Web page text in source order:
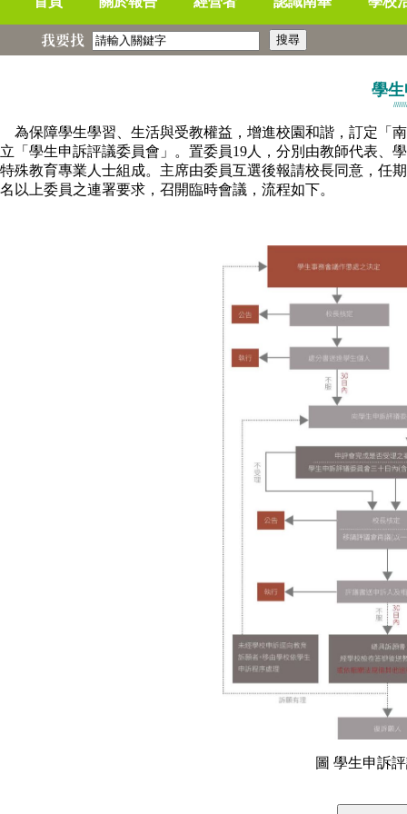
我要找
學
為保障學生學習、生活與受教權益，增進校園和諧，訂定「
立「學生申訴評議委員會」。置委員19人，分別由教師代表、
特殊教育專業人士組成。主席由委員互選後報請校長同意，任
名以上委員之連署要求，召開臨時會議，流程如下。
圖 學生申訴